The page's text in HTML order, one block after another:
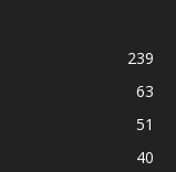
239
63
51
40